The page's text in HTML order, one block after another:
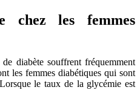
chez les femmes
diabète souffrent fréquemment
les femmes diabétiques qui sont
le taux de la glycémie est